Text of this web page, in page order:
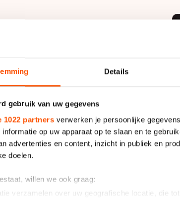
Details
gebruik van uw gegevens
1022 partners verwerken je persoonlijke
op uw apparaat op te slaan en te
advertenties en content, inzicht in publiek en
doelen.
willen we ook graag:
verzamelen over uw geografische locatie, die
Diniz, Bjørn Magnussen, Chris
Jansman, Tijmen Snel, Beau
Wennemars, Suzanne Schulting, Angel
Sicco Janmaat, Dave Versteeg